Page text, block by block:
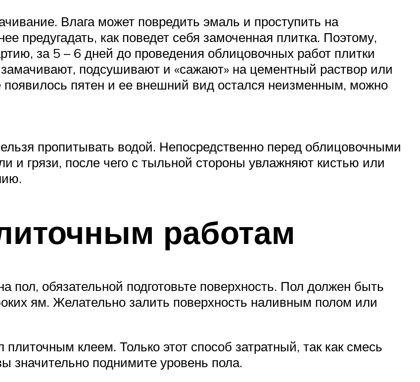
Влага может повредить эмаль и проступить на
предугадать, как поведет себя замоченная плитка. Поэтому,
за 5 – 6 дней до проведения облицовочных работ плитки
подсушивают и «сажают» на цементный раствор или
появилось пятен и ее внешний вид остался неизменным, можно
пропитывать водой. Непосредственно перед облицовочными
и грязи, после чего с тыльной стороны увлажняют кистью или
работам
пол, обязательной подготовьте поверхность. Пол должен быть
ям. Желательно залить поверхность наливным полом или
клеем. Только этот способ затратный, так как смесь
значительно поднимите уровень пола.